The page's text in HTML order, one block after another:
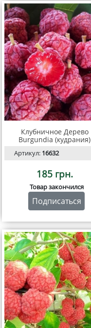
Клубничное Дерево
Burgundia (кудрания)
Артикул: 16632
185 грн.
Товар закончился
Подписаться